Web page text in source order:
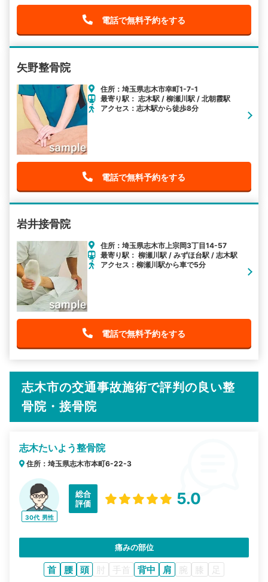
電話で無料予約をする
矢野整骨院
住所：埼玉県志木市幸町1-7-1
最寄り駅： 志木駅 / 柳瀬川駅 / 北朝霞駅
アクセス：志木駅から徒歩8分
電話で無料予約をする
岩井接骨院
住所：埼玉県志木市上宗岡3丁目14-57
最寄り駅： 柳瀬川駅 / みずほ台駅 / 志木駅
アクセス：柳瀬川駅から車で5分
電話で無料予約をする
志木市の交通事故施術で評判の良い整
骨院・接骨院
志木たいよう整骨院
住所：埼玉県志木市本町6-22-3
30代 男性
総合
評価
5.0
痛みの部位
首 腰 頭 肘 手首 背中 肩 腕 膝 足